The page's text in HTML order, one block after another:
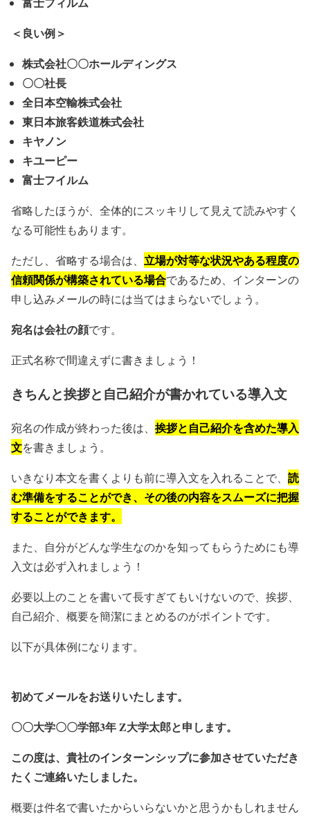
＜良い例＞
株式会社〇〇ホールディングス
〇〇社長
全日本空輸株式会社
東日本旅客鉄道株式会社
キヤノン
キユーピー
富士フイルム
省略したほうが、全体的にスッキリして見えて読みやすく
なる可能性もあります。
ただし、省略する場合は、 立場が対等な状況やある程度の
信頼関係が構築されている場合であるため、インターンの
申し込みメールの時には当てはまらないでしょう。
宛名は会社の顔です。
正式名称で間違えずに書きましょう！
きちんと挨拶と自己紹介が書かれている導入文
宛名の作成が終わった後は、 挨拶と自己紹介を含めた導入
文を書きましょう。
いきなり本文を書くよりも前に導入文を入れることで、 読
む準備をすることができ、その後の内容をスムーズに把握
することができます。
また、自分がどんな学生なのかを知ってもらうためにも導
入文は必ず入れましょう！
必要以上のことを書いて長すぎてもいけないので、挨拶、
自己紹介、概要を簡潔にまとめるのがポイントです。
以下が具体例になります。
初めてメールをお送りいたします。
〇〇大学〇〇学部3年 Z大学太郎と申します。
この度は、貴社のインターンシップに参加させていただき
たくご連絡いたしました。
概要は件名で書いたからいらないかと思うかもしれません